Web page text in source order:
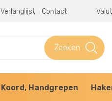
Verlanglijst Contact
Zoeken
Koord, Handgrepen